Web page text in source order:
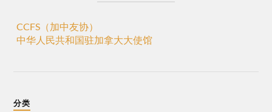
CCFS（加中友协）
中华人民共和国驻加拿大大使馆
分类